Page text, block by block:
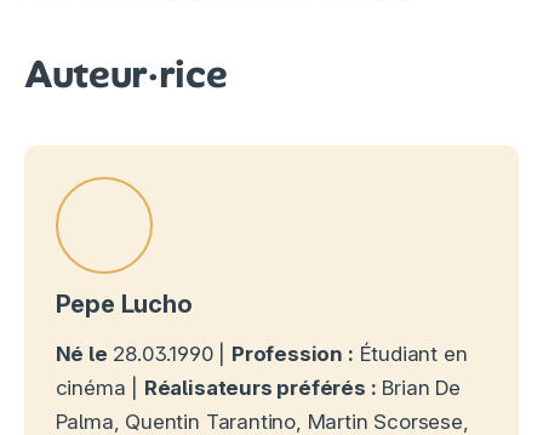
Auteur·rice
Pepe Lucho
Né le 28.03.1990 | Profession : Étudiant en
cinéma | Réalisateurs préférés : Brian De
Palma, Quentin Tarantino, Martin Scorsese,